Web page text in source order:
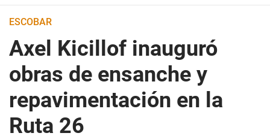
ESCOBAR
Axel Kicillof inauguró
obras de ensanche y
repavimentación en la
Ruta 26